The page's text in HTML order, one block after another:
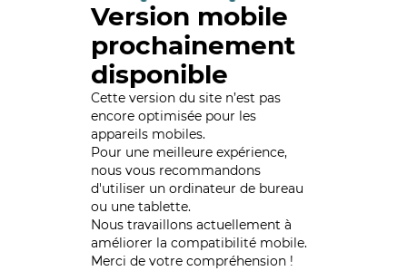
Version mobile
prochainement
disponible
Cette version du site n’est pas
encore optimisée pour les
appareils mobiles.
Pour une meilleure expérience,
nous vous recommandons
d'utiliser un ordinateur de bureau
ou une tablette.
Nous travaillons actuellement à
améliorer la compatibilité mobile.
Merci de votre compréhension !